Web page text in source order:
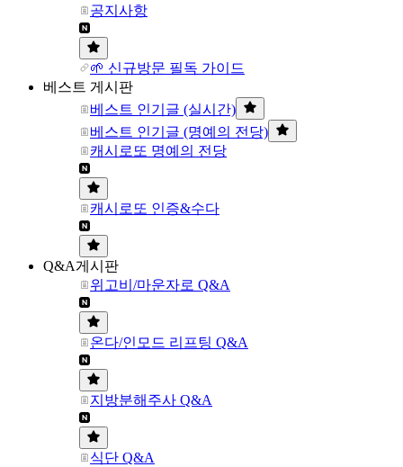
공지사항
🌱 신규방문 필독 가이드
베스트 게시판
베스트 인기글 (실시간)
베스트 인기글 (명예의 전당)
캐시로또 명예의 전당
캐시로또 인증&수다
Q&A게시판
위고비/마운자로 Q&A
온다/인모드 리프팅 Q&A
지방분해주사 Q&A
식단 Q&A